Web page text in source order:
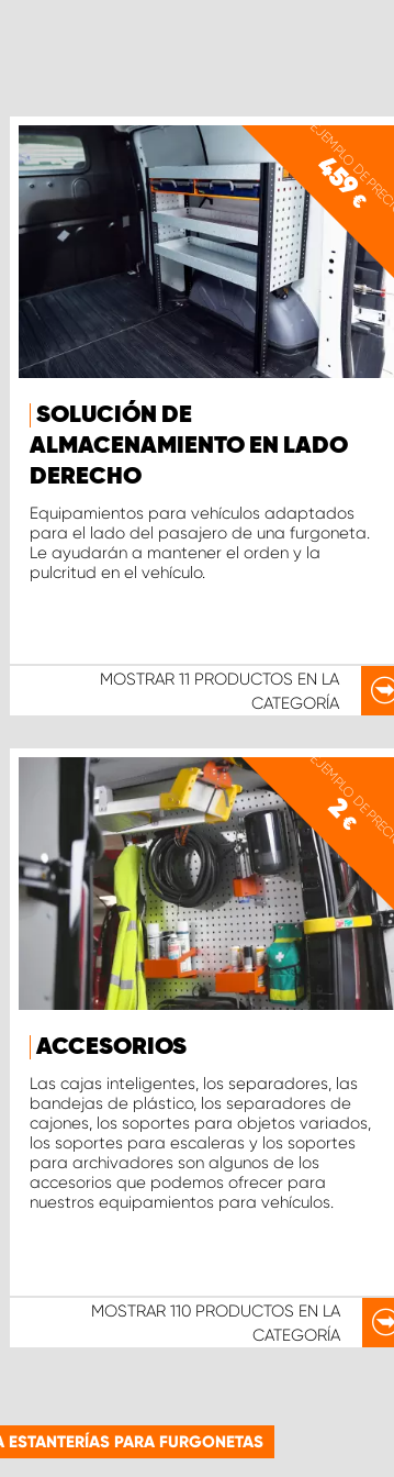
EJEMPLO DE PRECIO
459
€
SOLUCIÓN DE
ALMACENAMIENTO EN LADO
DERECHO
Equipamientos para vehículos adaptados
para el lado del pasajero de una furgoneta.
Le ayudarán a mantener el orden y la
pulcritud en el vehículo.
MOSTRAR 11 PRODUCTOS EN LA
CATEGORÍA
EJEMPLO DE PRECIO
2
€
ACCESORIOS
Las cajas inteligentes, los separadores, las
bandejas de plástico, los separadores de
cajones, los soportes para objetos variados,
los soportes para escaleras y los soportes
para archivadores son algunos de los
accesorios que podemos ofrecer para
nuestros equipamientos para vehículos.
MOSTRAR 110 PRODUCTOS EN LA
CATEGORÍA
PARA FURGONETAS